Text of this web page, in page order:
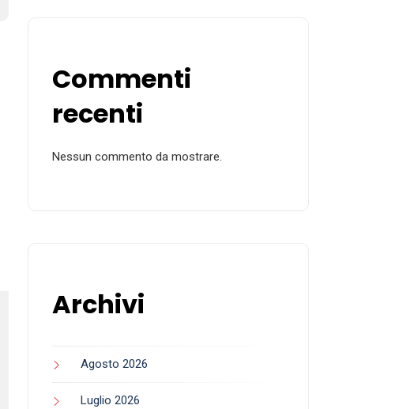
Commenti
recenti
Nessun commento da mostrare.
Archivi
Agosto 2026
Luglio 2026